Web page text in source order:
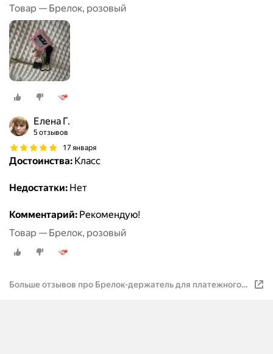
Товар — Брелок, розовый
Елена Г.
5 отзывов
17 января
Достоинства: Класс
Недостатки: Нет
Комментарий: Рекомендую!
Товар — Брелок, розовый
Больше отзывов про Брелок-держатель для платежного